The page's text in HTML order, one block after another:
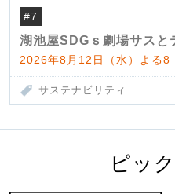
#7
湖池屋SDGｓ劇場サスと
2026年8月12日（水）よる8
サステナビリティ
ピッ